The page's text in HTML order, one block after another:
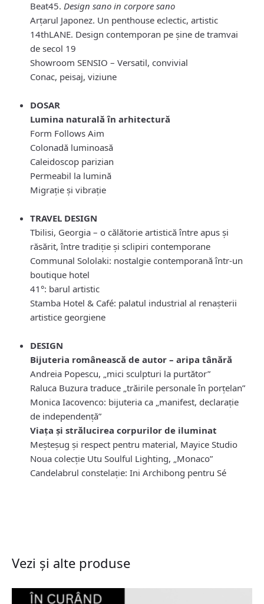
Beat45. Design sano in corpore sano
Arțarul Japonez. Un penthouse eclectic, artistic
14thLANE. Design contemporan pe șine de tramvai
de secol 19
Showroom SENSIO – Versatil, convivial
Conac, peisaj, viziune
DOSAR
Lumina naturală în arhitectură
Form Follows Aim
Colonadă luminoasă
Caleidoscop parizian
Permeabil la lumină
Migrație și vibrație
TRAVEL DESIGN
Tbilisi, Georgia – o călătorie artistică între apus și
răsărit, între tradiție și sclipiri contemporane
Communal Sololaki: nostalgie contemporană într-un
boutique hotel
41°: barul artistic
Stamba Hotel & Café: palatul industrial al renașterii
artistice georgiene
DESIGN
Bijuteria românească de autor – aripa tânără
Andreia Popescu, „mici sculpturi la purtător”
Raluca Buzura traduce „trăirile personaleîn porțelan”
Monica Iacovenco: bijuteria ca „manifest, declarație
de independență”
Viața și strălucirea corpurilor de iluminat
Meșteșug și respect pentru material, Mayice Studio
Noua colecție Utu Soulful Lighting, „Monaco”
Candelabrul constelație: Ini Archibong pentru Sé
Vezi și alte produse